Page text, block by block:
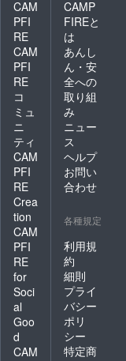
CAM
PFI
RE
CAM
PFI
RE
コ
ミュ
ニ
ティ
CAM
PFI
RE
Crea
tion
CAM
PFI
RE
for
Soci
al
Goo
d
CAM
CAMP
FIREと
は
あんし
ん・安
全への
取り組
み
ニュー
ス
ヘルプ
お問い
合わせ
各種規定
利用規
約
細則
プライ
バシー
ポリ
シー
特定商